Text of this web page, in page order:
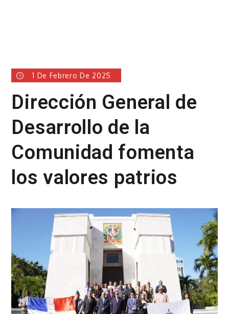
1 De Febrero De 2025
Dirección General de
Desarrollo de la
Comunidad fomenta
los valores patrios